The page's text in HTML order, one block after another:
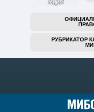
РУБРИКАТОР